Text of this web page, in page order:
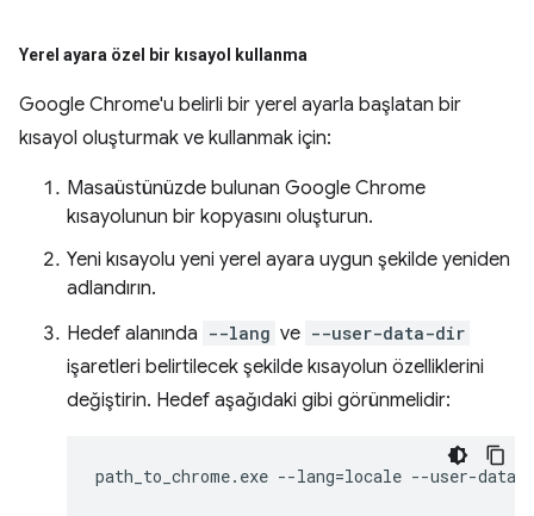
Yerel ayara özel bir kısayol kullanma
Google Chrome'u belirli bir yerel ayarla başlatan bir
kısayol oluşturmak ve kullanmak için:
Masaüstünüzde bulunan Google Chrome
kısayolunun bir kopyasını oluşturun.
Yeni kısayolu yeni yerel ayara uygun şekilde yeniden
adlandırın.
Hedef alanında --lang ve --user-data-dir
işaretleri belirtilecek şekilde kısayolun özelliklerini
değiştirin. Hedef aşağıdaki gibi görünmelidir: